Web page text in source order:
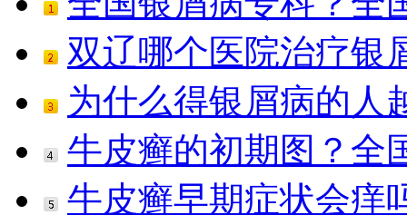
双辽哪个医院治疗银
为什么得银屑病的人
牛皮癣的初期图？全
牛皮癣早期症状会痒